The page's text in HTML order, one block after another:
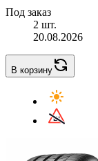
Под заказ
2 шт.
20.08.2026
В корзину